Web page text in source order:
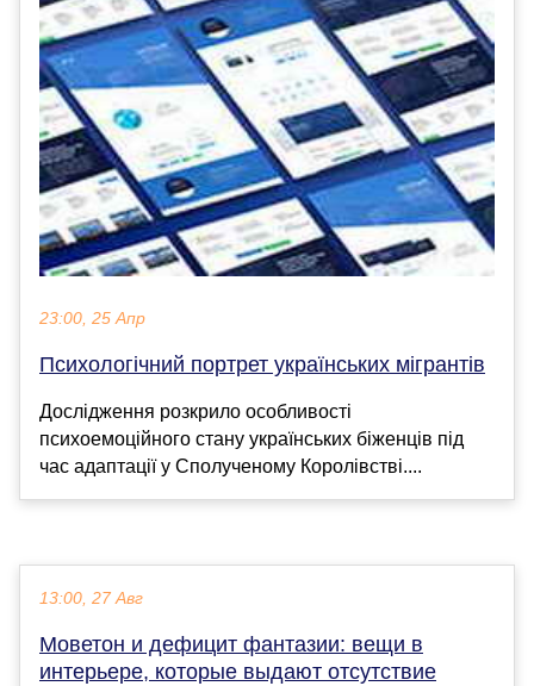
23:00, 25 Апр
Психологічний портрет українських мігрантів
Дослідження розкрило особливості
психоемоційного стану українських біженців під
час адаптації у Сполученому Королівстві....
13:00, 27 Авг
Моветон и дефицит фантазии: вещи в
интерьере, которые выдают отсутствие